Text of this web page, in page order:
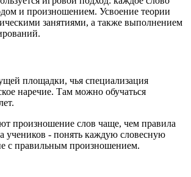
и произношением. Усвоение теории
занятиями, а также выполнением
площадки, чья специализация
наречие. Там можно обучаться
произношение слов чаще, чем правила
учеников - понять каждую словесную
с правильным произношением.